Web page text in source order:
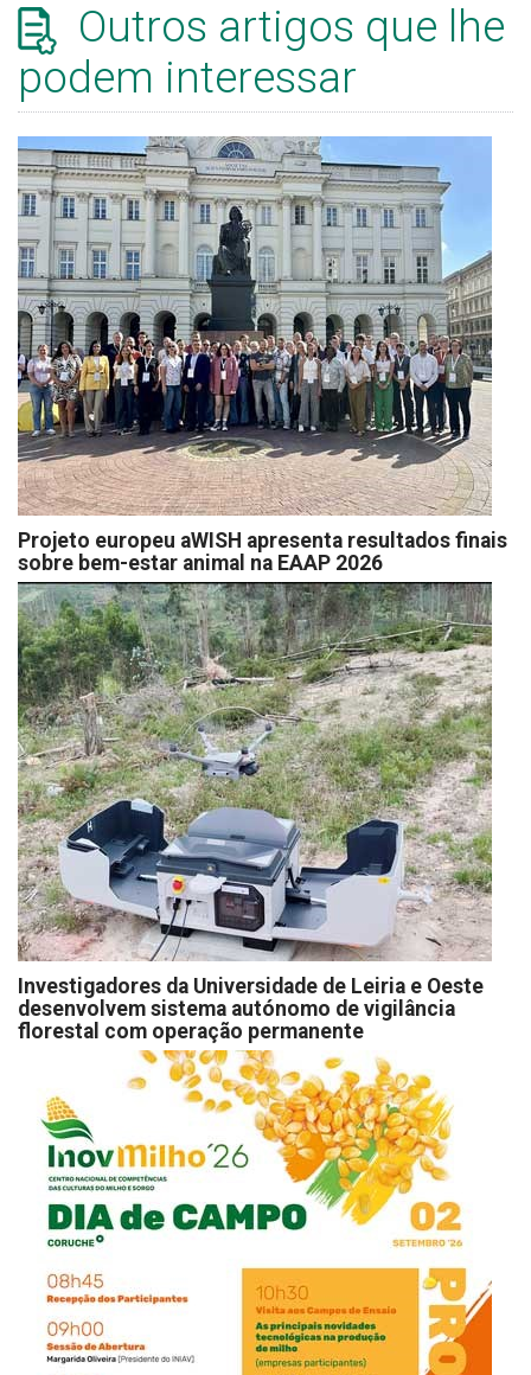
Outros artigos que lhe
podem interessar
Projeto europeu aWISH apresenta resultados finais
sobre bem-estar animal na EAAP 2026
Investigadores da Universidade de Leiria e Oeste
desenvolvem sistema autónomo de vigilância
florestal com operação permanente